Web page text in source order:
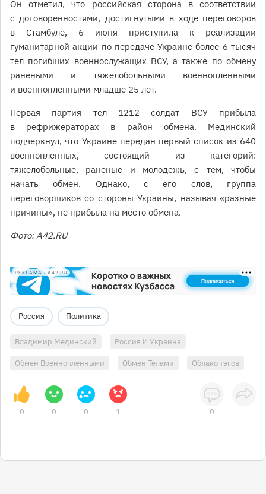
Он отметил, что российская сторона в соответствии
с договоренностями, достигнутыми в ходе переговоров
в Стамбуле, 6 июня приступила к реализации
гуманитарной акции по передаче Украине более 6 тысяч
тел погибших военнослужащих ВСУ, а также по обмену
ранеными и тяжелобольными военнопленными
и военнопленными младше 25 лет.
Первая партия тел 1212 солдат ВСУ прибыла
в рефрижераторах в район обмена. Мединский
подчеркнул, что Украине передан первый список из 640
военнопленных, состоящий из категорий:
тяжелобольные, раненые и молодежь, с тем, чтобы
начать обмен. Однако, с его слов, группа
переговорщиков со стороны Украины, называя «разные
причины», не прибыла на место обмена.
Фото: A42.RU
РЕКЛАМА • A42.RU
Россия Политика
Владимир Мединский Россия И Украина
Обмен Военнопленными Обмен Телами Облако тэгов
0 0 0 1 0